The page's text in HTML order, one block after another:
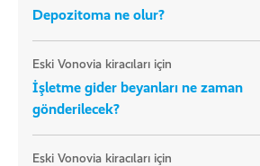
Depozitoma ne olur?
Eski Vonovia kiracıları için
İşletme gider beyanları ne zaman
gönderilecek?
Eski Vonovia kiracıları için